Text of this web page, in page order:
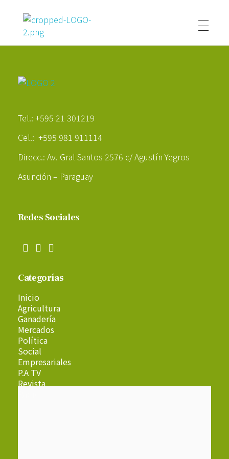
Poder Agropecuario
Tel.: +595 21 301219
Cel.: +595 981 911114
Direcc.: Av. Gral Santos 2576 c/ Agustín Yegros
Asunción – Paraguay
Redes Sociales
Categorías
Inicio
Agricultura
Ganadería
Mercados
Política
Social
Empresariales
P.A TV
Revista